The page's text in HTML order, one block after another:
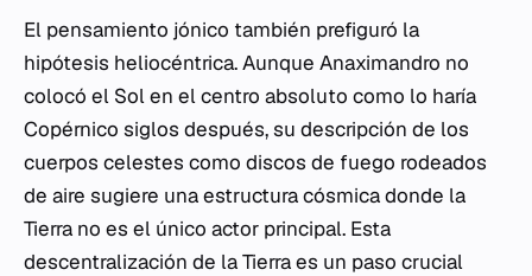
El pensamiento jónico también prefiguró la
hipótesis heliocéntrica. Aunque Anaximandro no
colocó el Sol en el centro absoluto como lo haría
Copérnico siglos después, su descripción de los
cuerpos celestes como discos de fuego rodeados
de aire sugiere una estructura cósmica donde la
Tierra no es el único actor principal. Esta
descentralización de la Tierra es un paso crucial